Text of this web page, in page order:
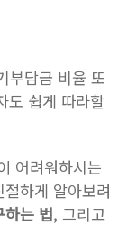
부담금 비율 또
도 쉽게 따라할
어려워하시는
하게 알아보려
하는 법, 그리고